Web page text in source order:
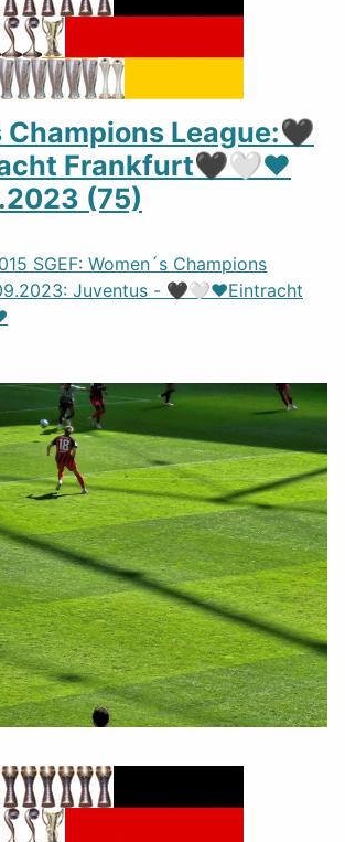
Champions League:🖤
Frankfurt🖤🤍❤️
(75)
SGEF: Women´s Champions
Juventus - 🖤🤍❤️Eintracht